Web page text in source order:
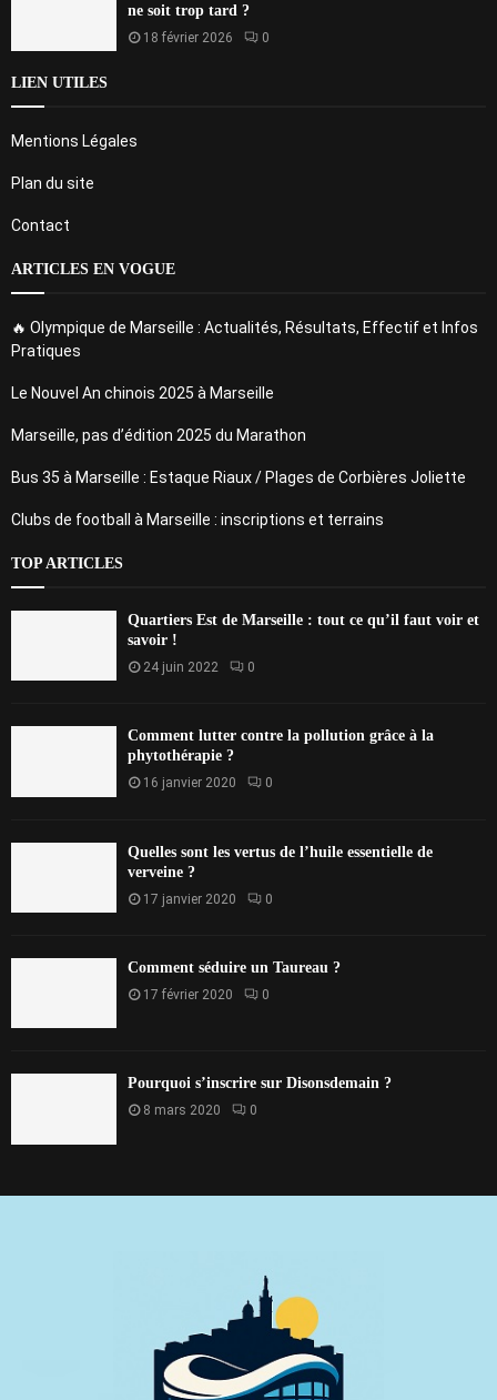
ne soit trop tard ?
18 février 2026 0
LIEN UTILES
Mentions Légales
Plan du site
Contact
ARTICLES EN VOGUE
🔥 Olympique de Marseille : Actualités, Résultats, Effectif et Infos
Pratiques
Le Nouvel An chinois 2025 à Marseille
Marseille, pas d’édition 2025 du Marathon
Bus 35 à Marseille : Estaque Riaux / Plages de Corbières Joliette
Clubs de football à Marseille : inscriptions et terrains
TOP ARTICLES
Quartiers Est de Marseille : tout ce qu’il faut voir et
savoir !
24 juin 2022 0
Comment lutter contre la pollution grâce à la
phytothérapie ?
16 janvier 2020 0
Quelles sont les vertus de l’huile essentielle de
verveine ?
17 janvier 2020 0
Comment séduire un Taureau ?
17 février 2020 0
Pourquoi s’inscrire sur Disonsdemain ?
8 mars 2020 0